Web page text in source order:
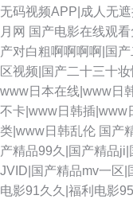
无码视频APP|成人无
月网 国产电影在线观
产对白粗啊啊啊啊|国
区视频|国产二十三十
www日本在线|www日
不卡|www日韩插|www
类|www日韩乱伦 国产
产精品99久|国产精品
JVID|国产精品mv一区|
电影91久久|福利电影